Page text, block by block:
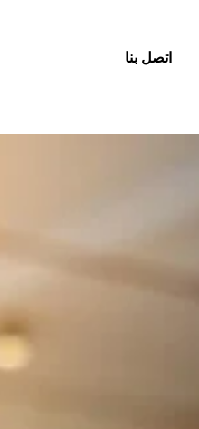
اتصل بنا